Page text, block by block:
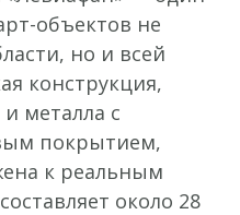
объектов не
но и всей
конструкция,
металла с
покрытием,
к реальным
около 28